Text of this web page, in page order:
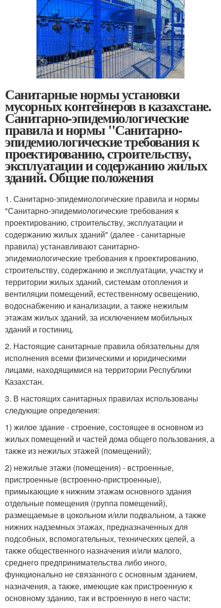
Санитарные нормы установки
мусорных контейнеров в казахстане.
Санитарно-эпидемиологические
правила и нормы "Санитарно-
эпидемиологические требования к
проектированию, строительству,
эксплуатации и содержанию жилых
зданий. Общие положения
1. Санитарно-эпидемиологические правила и нормы
"Санитарно-эпидемиологические требования к
проектированию, строительству, эксплуатации и
содержанию жилых зданий" (далее - санитарные
правила) устанавливают санитарно-
эпидемиологические требования к проектированию,
строительству, содержанию и эксплуатации, участку и
территории жилых зданий, системам отопления и
вентиляции помещений, естественному освещению,
водоснабжению и канализации, а также нежилым
этажам жилых зданий, за исключением мобильных
зданий и гостиниц.
2. Настоящие санитарные правила обязательны для
исполнения всеми физическими и юридическими
лицами, находящимися на территории Республики
Казахстан.
3. В настоящих санитарных правилах использованы
следующие определения:
1) жилое здание - строение, состоящее в основном из
жилых помещений и частей дома общего пользования, а
также из нежилых этажей (помещений);
2) нежилые этажи (помещения) - встроенные,
пристроенные (встроенно-пристроенные),
примыкающие к нижним этажам основного здания
отдельные помещения (группа помещений),
размещаемые в цокольном и/или подвальном, а также
нижних надземных этажах, предназначенных для
подсобных, вспомогательных, технических целей, а
также общественного назначения и/или малого,
среднего предпринимательства либо иного,
функционально не связанного с основным зданием,
назначения, а также, имеющие как пристроенную к
основному зданию, так и встроенную в него части;